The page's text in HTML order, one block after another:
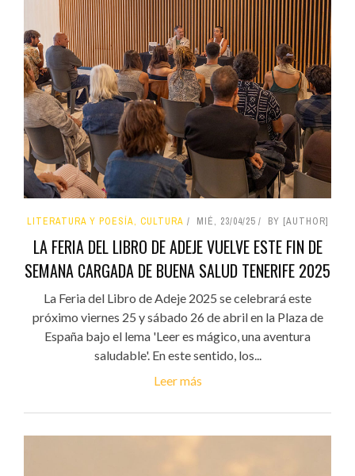
LITERATURA Y POESÍA, CULTURA MIÉ, 23/04/25 BY [AUTHOR]
LA FERIA DEL LIBRO DE ADEJE VUELVE ESTE FIN DE
SEMANA CARGADA DE BUENA SALUD TENERIFE 2025
La Feria del Libro de Adeje 2025 se celebrará este
próximo viernes 25 y sábado 26 de abril en la Plaza de
España bajo el lema 'Leer es mágico, una aventura
saludable'. En este sentido, los...
Leer más